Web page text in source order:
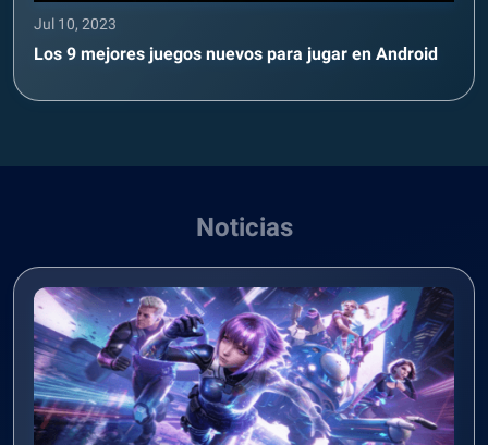
Jul 10, 2023
Los 9 mejores juegos nuevos para jugar en Android
Noticias